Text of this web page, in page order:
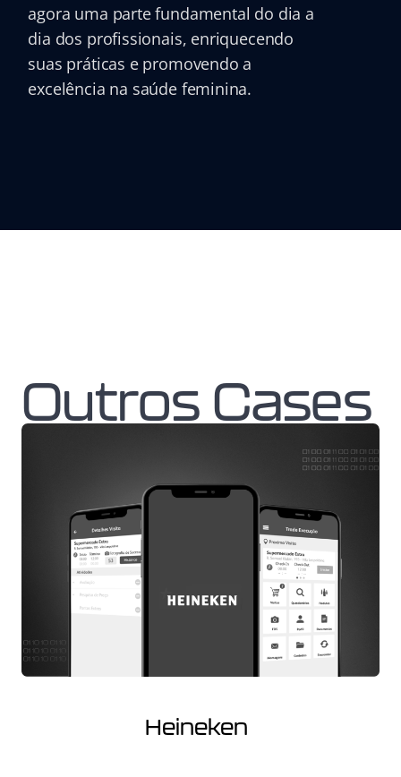
agora uma parte fundamental do dia a
dia dos profissionais, enriquecendo
suas práticas e promovendo a
excelência na saúde feminina.
Outros Cases
Heineken